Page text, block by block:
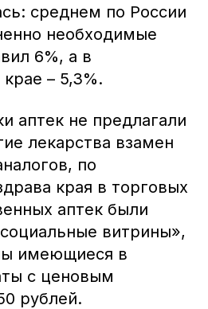
среднем по России
необходимые
6%, а в
– 5,3%.
аптек не предлагали
лекарства взамен
по
края в торговых
аптек были
витрины»,
имеющиеся в
с ценовым
рублей.